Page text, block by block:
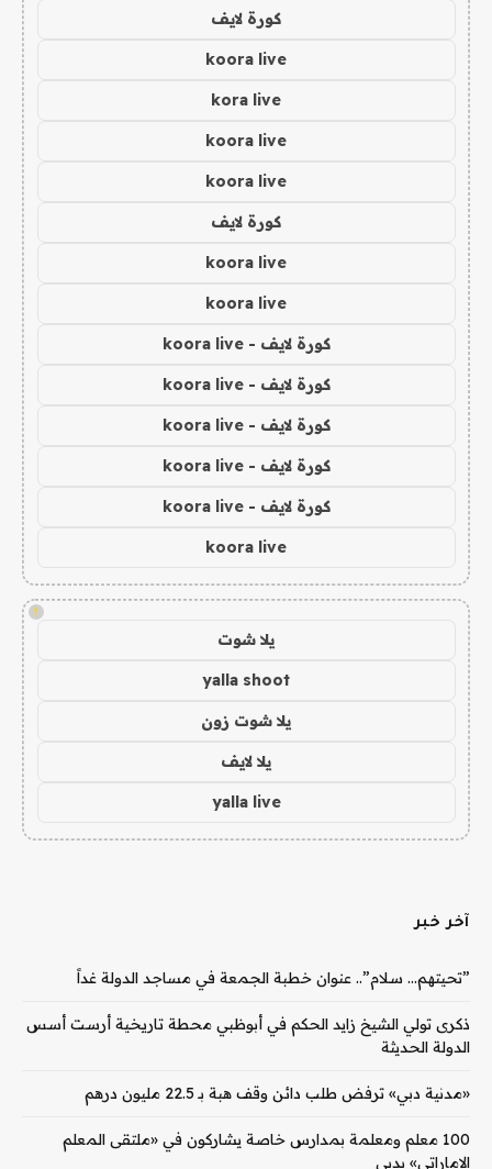
كورة لايف
koora live
kora live
koora live
koora live
كورة لايف
koora live
koora live
كورة لايف - koora live
كورة لايف - koora live
كورة لايف - koora live
كورة لايف - koora live
كورة لايف - koora live
koora live
!
يلا شوت
yalla shoot
يلا شوت زون
يلا لايف
yalla live
آخر خبر
‏”تحيتهم… سلام”.. عنوان خطبة الجمعة في مساجد الدولة غداً
ذكرى تولي الشيخ زايد الحكم في أبوظبي محطة تاريخية أرست أسس
الدولة الحديثة
«مدنية دبي» ترفض طلب دائن وقف هبة بـ 22.5 مليون درهم
100 معلم ومعلمة بمدارس خاصة يشاركون في «ملتقى المعلم
الإماراتي» بدبي